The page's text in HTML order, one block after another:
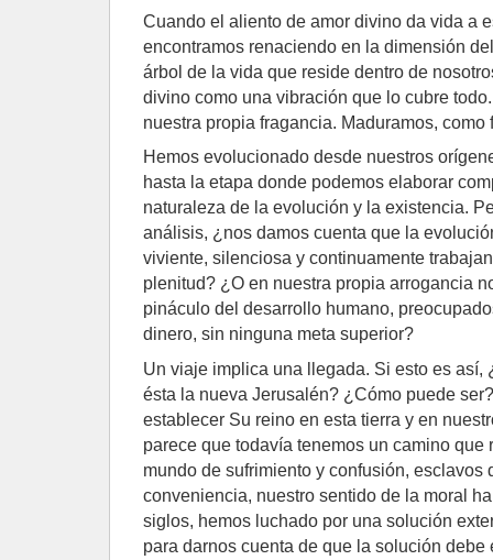
Cuando el aliento de amor divino da vida a
encontramos renaciendo en la dimensión
árbol de la vida que reside dentro de
divino como una vibración que lo cubre
nuestra propia fragancia. Maduramos,
Hemos evolucionado desde nuestros
hasta la etapa donde podemos elaborar
naturaleza de la evolución y la existencia.
análisis, ¿nos damos cuenta que la
viviente, silenciosa y continuamente
plenitud? ¿O en nuestra propia arrogancia
pináculo del desarrollo humano,
dinero, sin ninguna meta superior?
Un viaje implica una llegada. Si esto es así,
ésta la nueva Jerusalén? ¿Cómo puede
establecer Su reino en esta tierra y en
parece que todavía tenemos un camino que
mundo de sufrimiento y confusión, esclavos
conveniencia, nuestro sentido de la moral
siglos, hemos luchado por una solución
para darnos cuenta de que la solución debe